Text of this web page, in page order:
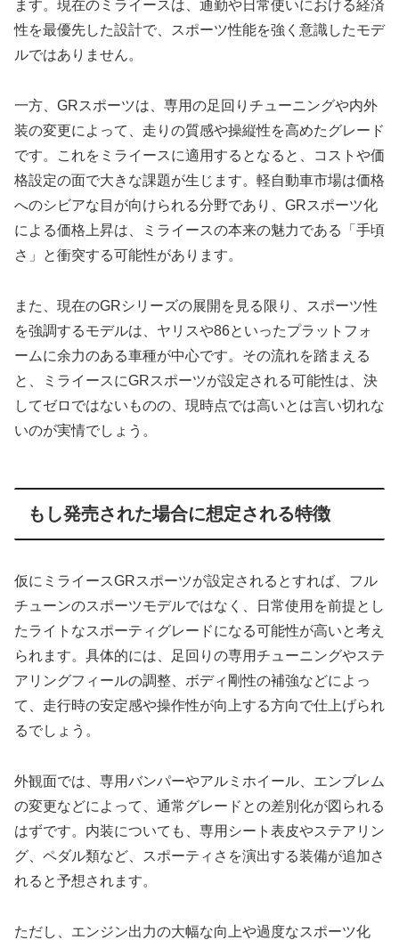
ます。現在のミライースは、通勤や日常使いにおける経済
性を最優先した設計で、スポーツ性能を強く意識したモデ
ルではありません。
一方、GRスポーツは、専用の足回りチューニングや内外
装の変更によって、走りの質感や操縦性を高めたグレード
です。これをミライースに適用するとなると、コストや価
格設定の面で大きな課題が生じます。軽自動車市場は価格
へのシビアな目が向けられる分野であり、GRスポーツ化
による価格上昇は、ミライースの本来の魅力である「手頃
さ」と衝突する可能性があります。
また、現在のGRシリーズの展開を見る限り、スポーツ性
を強調するモデルは、ヤリスや86といったプラットフォ
ームに余力のある車種が中心です。その流れを踏まえる
と、ミライースにGRスポーツが設定される可能性は、決
してゼロではないものの、現時点では高いとは言い切れな
いのが実情でしょう。
もし発売された場合に想定される特徴
仮にミライースGRスポーツが設定されるとすれば、フル
チューンのスポーツモデルではなく、日常使用を前提とし
たライトなスポーティグレードになる可能性が高いと考え
られます。具体的には、足回りの専用チューニングやステ
アリングフィールの調整、ボディ剛性の補強などによっ
て、走行時の安定感や操作性が向上する方向で仕上げられ
るでしょう。
外観面では、専用バンパーやアルミホイール、エンブレム
の変更などによって、通常グレードとの差別化が図られる
はずです。内装についても、専用シート表皮やステアリン
グ、ペダル類など、スポーティさを演出する装備が追加さ
れると予想されます。
ただし、エンジン出力の大幅な向上や過度なスポーツ化